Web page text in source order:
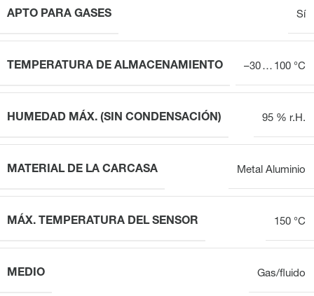
APTO PARA GASES Sí
TEMPERATURA DE ALMACENAMIENTO –30 … 100 °C
HUMEDAD MÁX. (SIN CONDENSACIÓN) 95 % r.H.
MATERIAL DE LA CARCASA Metal Aluminio
MÁX. TEMPERATURA DEL SENSOR 150 °C
MEDIO Gas/fluido